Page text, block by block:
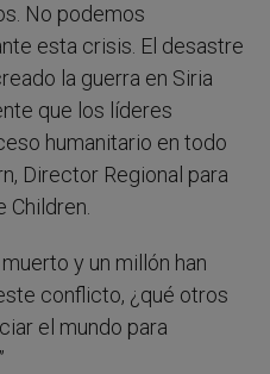
No podemos
esta crisis. El desastre
la guerra en Siria
que los líderes
humanitario en todo
Director Regional para
Children.
y un millón han
conflicto, ¿qué otros
el mundo para